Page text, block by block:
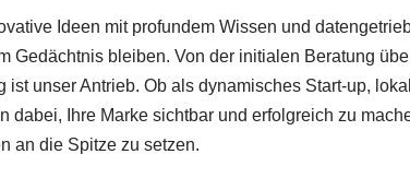
Ideen mit profundem Wissen und
bleiben. Von der initialen Beratung
unser Antrieb. Ob als dynamisches Start-up,
Ihre Marke sichtbar und erfolgreich zu
an die Spitze zu setzen.